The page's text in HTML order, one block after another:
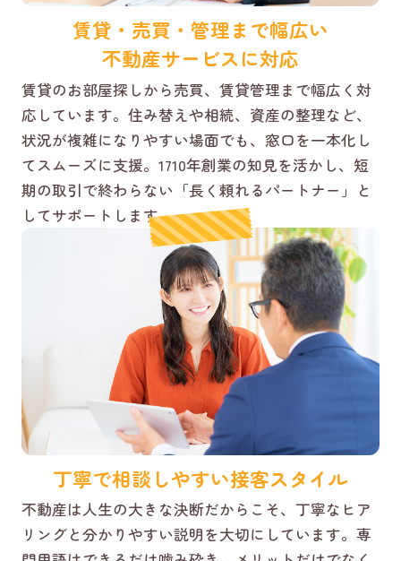
賃貸・売買・管理まで幅広い
不動産サービスに対応
賃貸のお部屋探しから売買、賃貸管理まで幅広く対
応しています。住み替えや相続、資産の整理など、
状況が複雑になりやすい場面でも、窓口を一本化し
てスムーズに支援。1710年創業の知見を活かし、短
期の取引で終わらない「長く頼れるパートナー」と
してサポートします。
丁寧で相談しやすい接客スタイル
不動産は人生の大きな決断だからこそ、丁寧なヒア
リングと分かりやすい説明を大切にしています。専